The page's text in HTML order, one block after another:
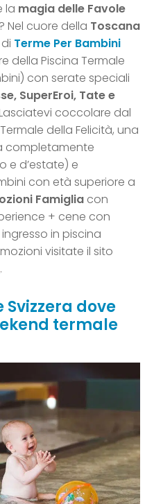
la magia delle Favole
? Nel cuore della Toscana
Terme Per Bambini
della Piscina Termale
con serate speciali
SuperEroi, Tate e
coccolare dal
della Felicità, una
completamente
e d’estate) e
con età superiore a
Famiglia con
+ cene con
in piscina
visitate il sito
.
Svizzera dove
termale